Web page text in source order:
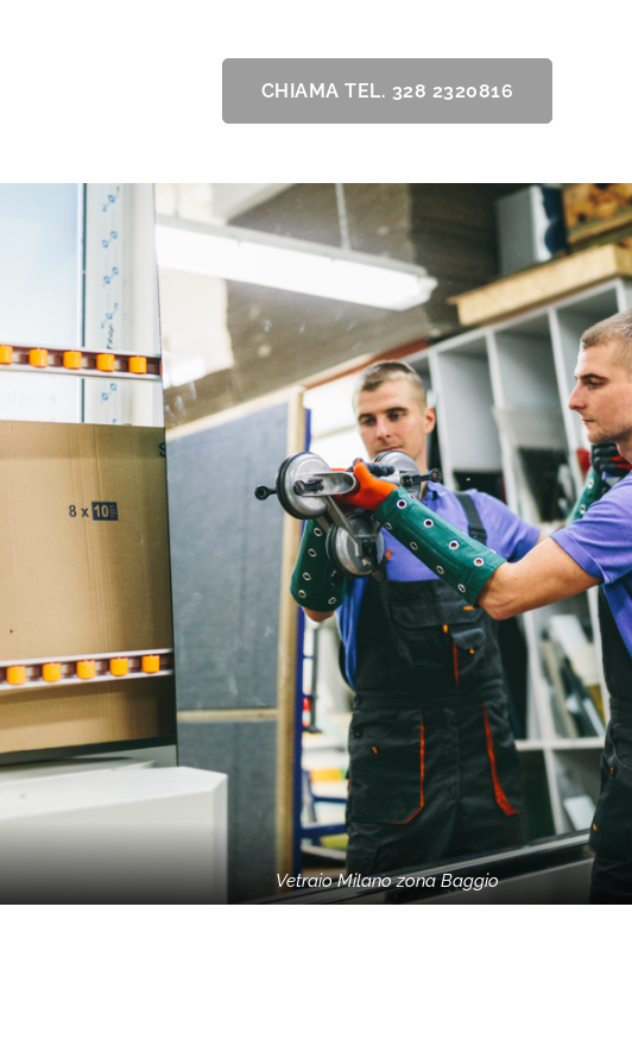
CHIAMA TEL. 328 2320816
Vetraio Milano zona Baggio